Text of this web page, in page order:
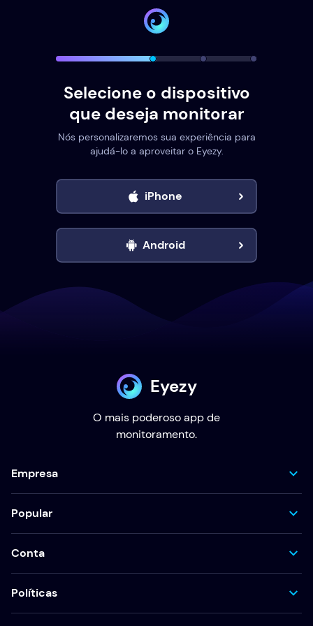
Selecione o dispositivo
que deseja monitorar
Nós personalizaremos sua experiência para
ajudá-lo a aproveitar o Eyezy.
iPhone
Android
Eyezy
O mais poderoso app de
monitoramento.
Empresa
Popular
Conta
Políticas